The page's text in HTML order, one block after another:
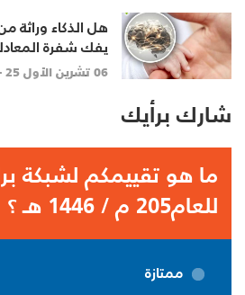
هل الذكاء وراثة
يفك شفرة
06 تشرين الأول 25 - 14:33
شارك برأيك
ما هو تقييمكم لشبكة
للعام205 م / 1446 هـ ؟
ممتازة